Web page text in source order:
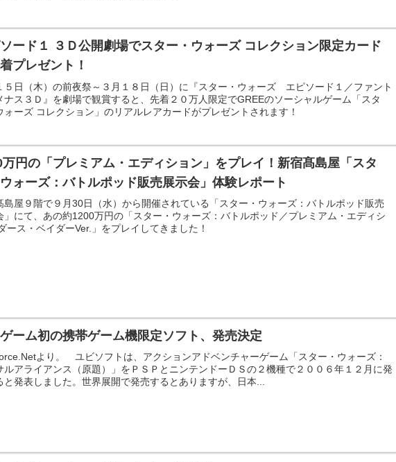
ード１ ３Ｄ公開劇場でスター・ウォーズ コレクション限定カード
プレゼント！
５日（木）の前夜祭～３月１８日（日）に『スター・ウォーズ エピソード１／ファント
ナス３Ｄ』を劇場で観賞すると、先着２０万人限定でGREEのソーシャルゲーム「スタ
ォーズ コレクション」のリアルレアカードがプレゼントされます！
万円の「プレミアム・エディション」をプレイ！新宿髙島屋「スタ
ォーズ：バトルポッド販売展示会」体験レポート
島屋９階で９月30日（水）から開催されている「スター・ウォーズ：バトルポッド販売
」にて、あの約1200万円の「スター・ウォーズ：バトルポッド／プレミアム・エディシ
ース・ベイダーVer.」をプレイしてきました！
ーム初の携帯ゲーム機限定ソフト、発売決定
より。 ユビソフトは、アクションアドベンチャーゲーム「スター・ウォーズ：
ルアライアンス（原題）」をＰＳＰとニンテンドーＤＳの２機種で２００６年１２月に発
と発表しました。世界展開で発売するとありますが、日本...